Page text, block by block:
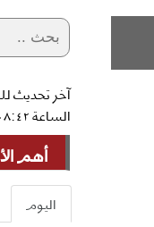
الساعة ٠٨:٤٢ مساءً
أهم
اليوم